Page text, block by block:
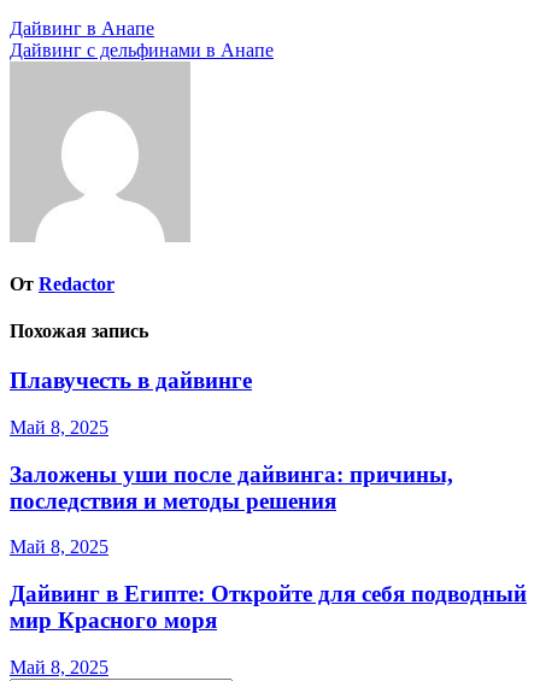
Навигация
по
Дайвинг в Анапе
Дайвинг с дельфинами в Анапе
От Redactor
Похожая запись
Плавучесть в дайвинге
Май 8, 2025
Заложены уши после дайвинга: причины,
последствия и методы решения
Май 8, 2025
Дайвинг в Египте: Откройте для себя подводный
мир Красного моря
Май 8, 2025